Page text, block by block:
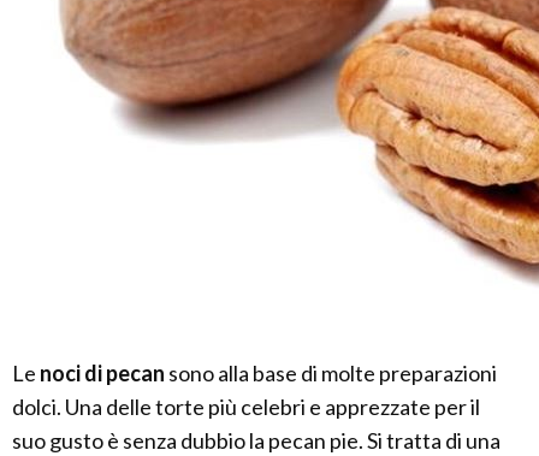
Le noci di pecan sono alla base di molte preparazioni
dolci. Una delle torte più celebri e apprezzate per il
suo gusto è senza dubbio la pecan pie. Si tratta di una